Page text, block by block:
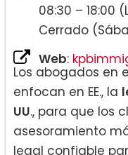
08:30 – 18:00
Cerrado
Web:
Los abogados en
enfocan en EE., la
UU., para que los
asesoramiento
legal confiable